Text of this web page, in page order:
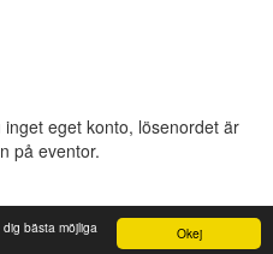
Okej
bästa möjliga
eget konto, lösenordet är
på eventor.